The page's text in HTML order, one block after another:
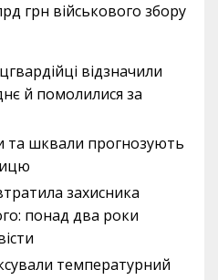
грн військового збору
відзначили
й помолилися за
та шквали прогнозують
захисника
понад два роки
температурний